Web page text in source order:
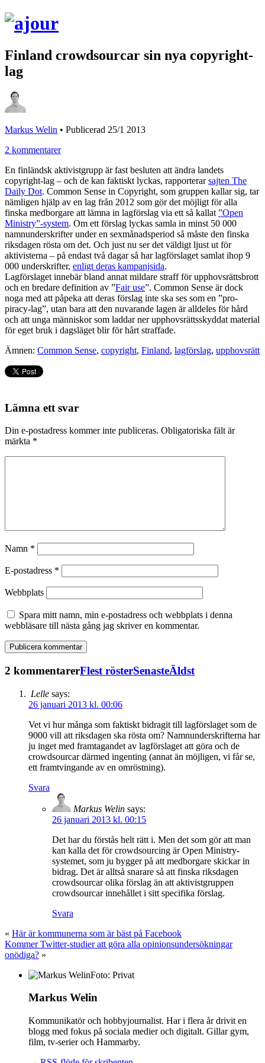
Finland crowdsourcar sin nya copyright-
lag
Markus Welin • Publicerad 25/1 2013
2 kommentarer
En finländsk aktivistgrupp är fast besluten att ändra landets
copyright-lag – och de kan faktiskt lyckas, rapporterarsajten The
Daily Dot. Common Sense in Copyright, som gruppen kallar sig, tar
nämligen hjälp av en lag från 2012 som gör det möjligt för alla
finska medborgare att lämna in lagförslag via ett så kallat ”Open
Ministry”-system. Om ett förslag lyckas samla in minst 50 000
namnunderskrifter under en sexmånadsperiod så måste den finska
riksdagen rösta om det. Och just nu ser det väldigt ljust ut för
aktivisterna – på endast två dagar så har lagförslaget samlat ihop 9
000 underskrifter, enligt deras kampanjsida.
Lagförslaget innebär bland annat mildare straff för upphovsrättsbrott
och en bredare definition av ”Fair use”. Common Sense är dock
noga med att påpeka att deras förslag inte ska ses som en ”pro-
piracy-lag”, utan bara att den nuvarande lagen är alldeles för hård
och att unga människor som laddar ner upphovsrättsskyddat material
för eget bruk i dagsläget blir för hårt straffade.
Ämnen: Common Sense, copyright, Finland, lagförslag, upphovsrätt
Lämna ett svar
Din e-postadress kommer inte publiceras. Obligatoriska fält är
märkta *
Namn *
E-postadress *
Webbplats
Spara mitt namn, min e-postadress och webbplats i denna
webbläsare till nästa gång jag skriver en kommentar.
2 kommentarerFlest rösterSenasteÄldst
Lelle says:
26 januari 2013 kl. 00:06
Vet vi hur många som faktiskt bidragit till lagförslaget som de
9000 vill att riksdagen ska rösta om? Namnunderskrifterna har
ju inget med framtagandet av lagförslaget att göra och de
crowdsourcar därmed ingenting (annat än möjligen, vi får se,
ett framtvingande av en omröstning).
Svara
Markus Welin says:
26 januari 2013 kl. 00:15
Det har du förstås helt rätt i. Men det som gör att man
kan kalla det för crowdsourcing är Open Ministry-
systemet, som ju bygger på att medborgare skickar in
bidrag. Det är alltså snarare så att finska riksdagen
crowdsourcar olika förslag än att aktivistgruppen
crowdsourcar innehållet i sitt specifika förslag.
Svara
« Här är kommunerna som är bäst på Facebook
Kommer Twitter-studier att göra alla opinionsundersökningar
onödiga? »
Foto: Privat
Markus Welin
Kommunikatör och hobbyjournalist. Har i flera år drivit en
blogg med fokus på sociala medier och digitalt. Gillar gym,
film, tv-serier och Hammarby.